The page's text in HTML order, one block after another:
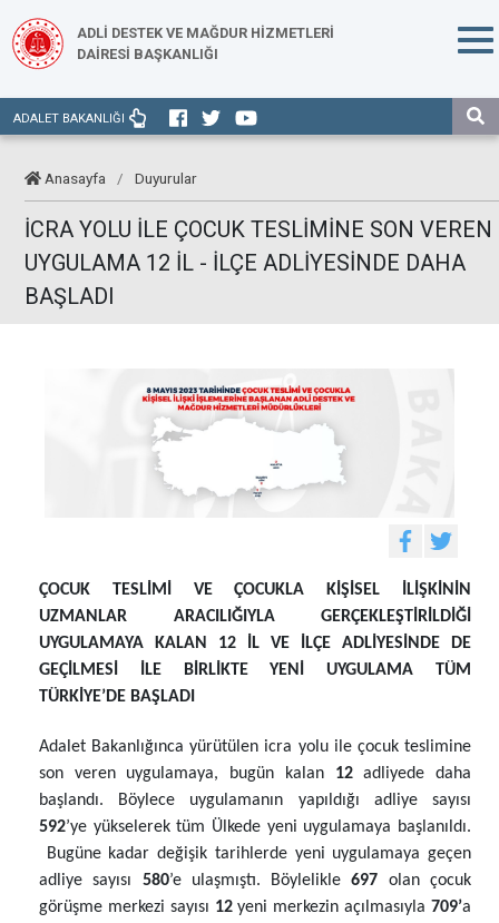
ADLİ DESTEK VE MAĞDUR HİZMETLERİ
DAİRESİ BAŞKANLIĞI
ADALET BAKANLIĞI
Anasayfa / Duyurular
İCRA YOLU İLE ÇOCUK TESLİMİNE SON VEREN
UYGULAMA 12 İL - İLÇE ADLİYESİNDE DAHA
BAŞLADI
ÇOCUK TESLİMİ VE ÇOCUKLA KİŞİSEL İLİŞKİNİN
UZMANLAR ARACILIĞIYLA GERÇEKLEŞTİRİLDİĞİ
UYGULAMAYA KALAN 12 İL VE İLÇE ADLİYESİNDE DE
GEÇİLMESİ İLE BİRLİKTE YENİ UYGULAMA TÜM
TÜRKİYE’DE BAŞLADI
Adalet Bakanlığınca yürütülen icra yolu ile çocuk teslimine
son veren uygulamaya, bugün kalan 12adliyede daha
başlandı. Böylece uygulamanın yapıldığı adliye sayısı
592’ye yükselerek tüm Ülkede yeni uygulamaya başlanıldı.
Bugüne kadar değişik tarihlerde yeni uygulamaya geçen
adliye sayısı 580’e ulaşmıştı. Böylelikle697 olan çocuk
görüşme merkezi sayısı 12yeni merkezin açılmasıyla709’a